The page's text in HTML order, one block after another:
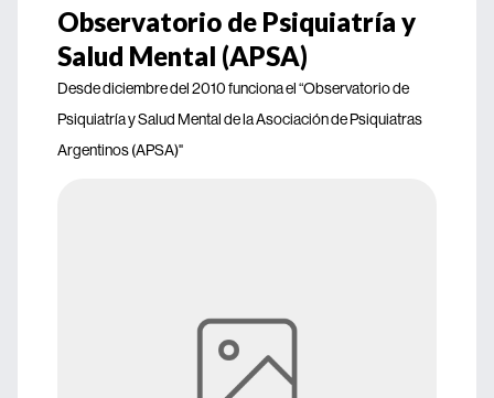
Observatorio de Psiquiatría y
Salud Mental (APSA)
Desde diciembre del 2010 funciona el “Observatorio de
Psiquiatría y Salud Mental de la Asociación de Psiquiatras
Argentinos (APSA)"